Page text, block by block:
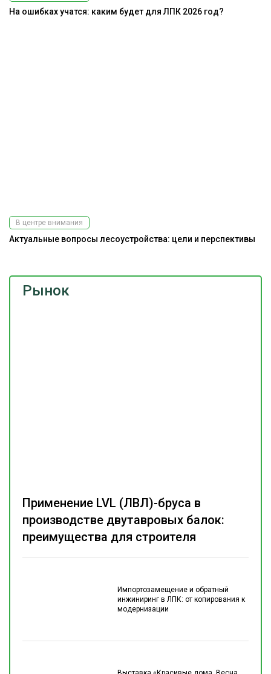
Рынок
Импортозамещение и обратный
инжиниринг в ЛПК: от копирования к
модернизации
Применение LVL (ЛВЛ)-бруса в
производстве двутавровых балок:
преимущества для строителя
На ошибках учатся: каким будет для ЛПК 2026 год?
В центре внимания
Актуальные вопросы лесоустройства: цели и перспективы